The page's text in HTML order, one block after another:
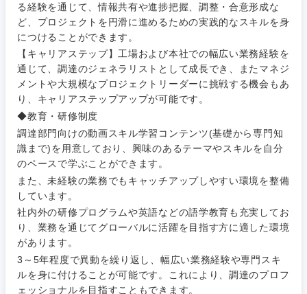
る経験を通じて、情報共有や進捗把握、調整・合意形成な
ど、プロジェクトを円滑に進めるための実践的なスキルを身
につけることができます。
【キャリアステップ】工場および本社での幅広い業務経験を
通じて、調達のジェネラリストとして成長でき、またマネジ
メントや大規模なプロジェクトリーダーに挑戦する機会もあ
り、キャリアステップアップが可能です。
◆教育・研修制度
調達部門向けの動画スキル学習コンテンツ(基礎から専門知
識まで)を用意しており、興味のあるテーマやスキルを自分
のペースで学ぶことができます。
また、未経験の業務でもキャッチアップしやすい環境を整備
しています。
社内外の研修プログラムや英語などの語学教育も充実してお
り、業務を通じてグローバルに活躍を目指す方に適した環境
があります。
3～5年程度で異動を繰り返し、幅広い業務経験や専門スキ
ルを身に付けることが可能です。これにより、調達のプロフ
ェッショナルを目指すこともできます。
甲信越・北陸
新潟県 富山県